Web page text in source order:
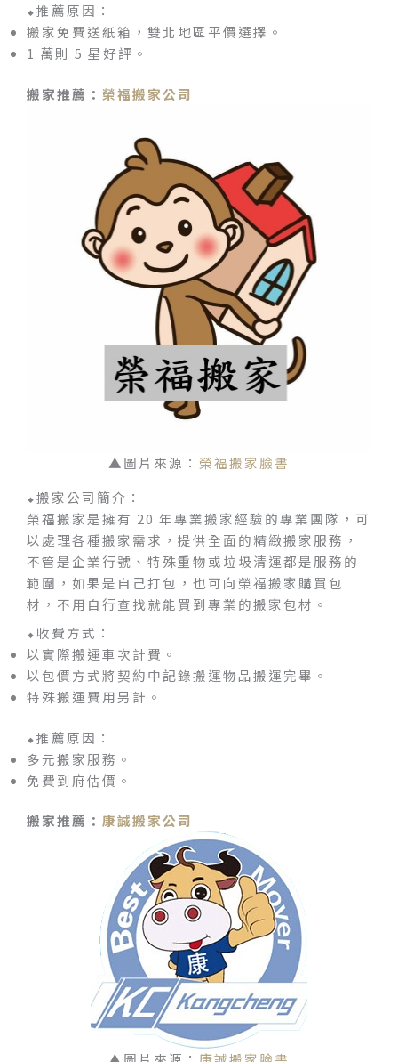
⬥推薦原因：
搬家免費送紙箱，雙北地區平價選擇。
1 萬則 5 星好評。
搬家推薦： 榮福搬家公司
▲圖片來源： 榮福搬家臉書
⬥搬家公司簡介：
榮福搬家是擁有 20 年專業搬家經驗的專業團隊，可
以處理各種搬家需求，提供全面的精緻搬家服務，
不管是企業行號、特殊重物或垃圾清運都是服務的
範圍，如果是自己打包，也可向榮福搬家購買包
材，不用自行查找就能買到專業的搬家包材。
⬥收費方式：
以實際搬運車次計費。
以包價方式將契約中記錄搬運物品搬運完畢。
特殊搬運費用另計。
⬥推薦原因：
多元搬家服務。
免費到府估價。
搬家推薦： 康誠搬家公司